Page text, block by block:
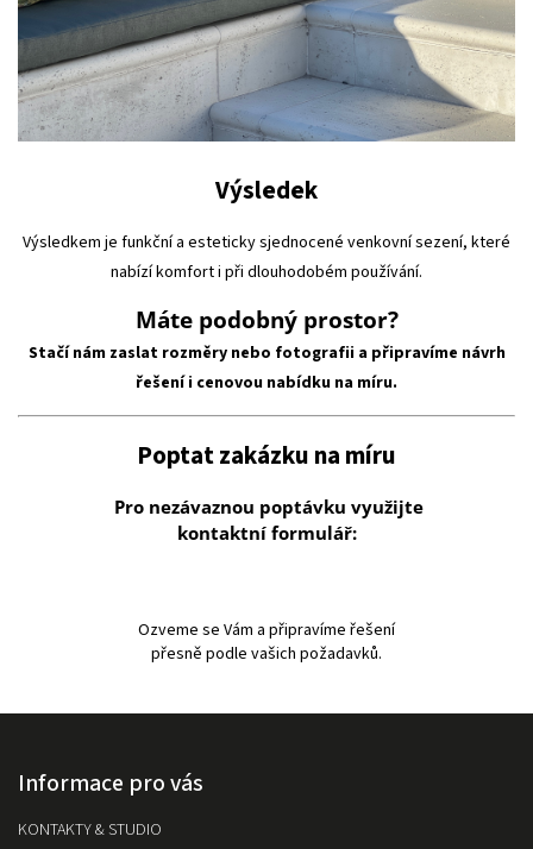
Výsledek
Výsledkem je funkční a esteticky sjednocené venkovní sezení, které
nabízí komfort i při dlouhodobém používání.
Máte podobný prostor?
Stačí nám zaslat rozměry nebo fotografii a připravíme návrh
řešení i cenovou nabídku na míru.
Poptat zakázku na míru
Pro nezávaznou poptávku využijte
kontaktní formulář:
Ozveme se Vám a připravíme řešení
přesně podle vašich požadavků.
Informace pro vás
KONTAKTY & STUDIO